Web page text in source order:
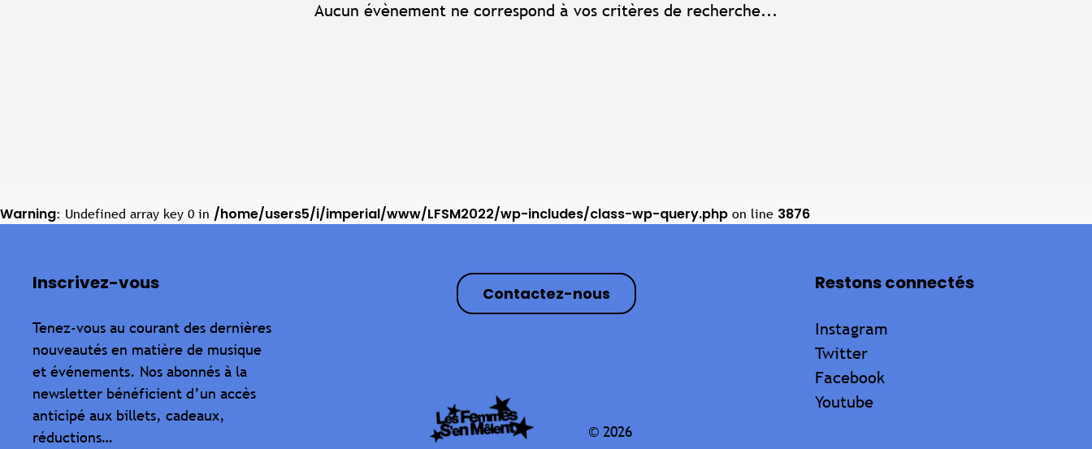
Aucun évènement ne correspond à vos critères de recherche...
Warning: Undefined array key 0 in /home/users5/i/imperial/www/LFSM2022/wp-includes/class-wp-query.php on line 3876
Inscrivez-vous
Tenez-vous au courant des dernières
nouveautés en matière de musique
et événements. Nos abonnés à la
newsletter bénéficient d’un accès
anticipé aux billets, cadeaux,
réductions…
Contactez-nous
© 2026
Restons connectés
Instagram
Twitter
Facebook
Youtube